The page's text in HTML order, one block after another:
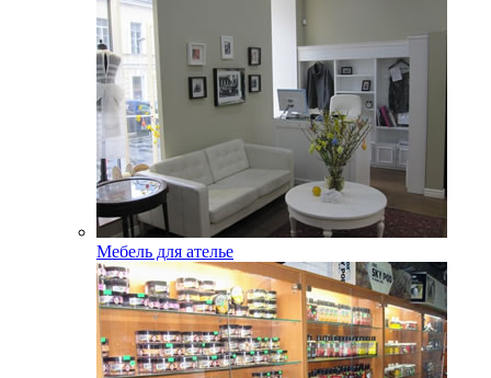
Мебель для ателье